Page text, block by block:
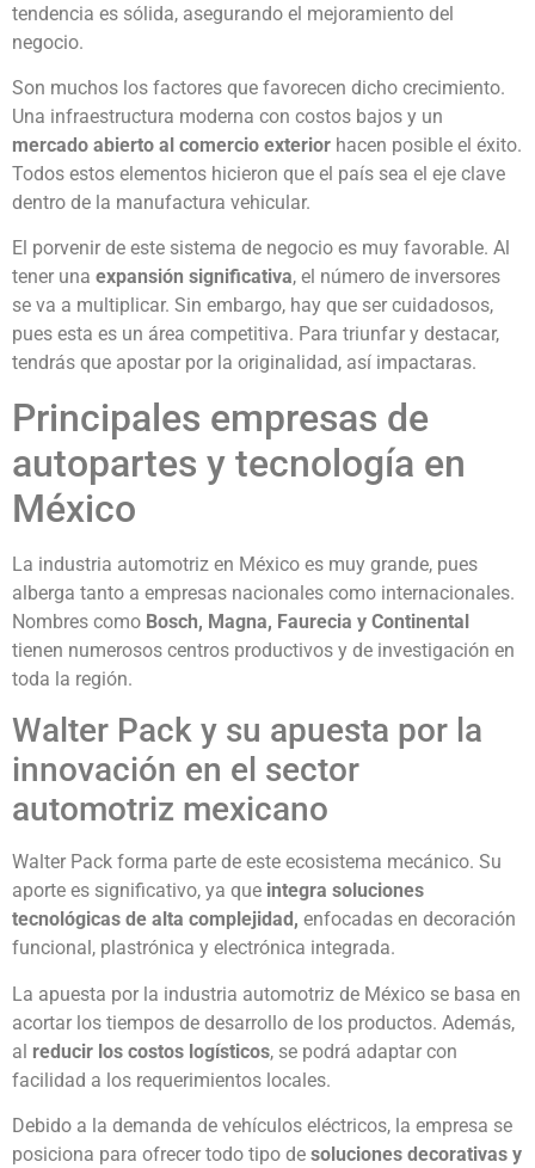
tendencia es sólida, asegurando el mejoramiento del
negocio.
Son muchos los factores que favorecen dicho crecimiento.
Una infraestructura moderna con costos bajos y un
mercado abierto al comercio exterior hacen posible el éxito.
Todos estos elementos hicieron que el país sea el eje clave
dentro de la manufactura vehicular.
El porvenir de este sistema de negocio es muy favorable. Al
tener una expansión significativa, el número de inversores
se va a multiplicar. Sin embargo, hay que ser cuidadosos,
pues esta es un área competitiva. Para triunfar y destacar,
tendrás que apostar por la originalidad, así impactaras.
Principales empresas de
autopartes y tecnología en
México
La industria automotriz en México es muy grande, pues
alberga tanto a empresas nacionales como internacionales.
Nombres como Bosch, Magna, Faurecia y Continental
tienen numerosos centros productivos y de investigación en
toda la región.
Walter Pack y su apuesta por la
innovación en el sector
automotriz mexicano
Walter Pack forma parte de este ecosistema mecánico. Su
aporte es significativo, ya que integra soluciones
tecnológicas de alta complejidad, enfocadas en decoración
funcional, plastrónica y electrónica integrada.
La apuesta por la industria automotriz de México se basa en
acortar los tiempos de desarrollo de los productos. Además,
al reducir los costos logísticos, se podrá adaptar con
facilidad a los requerimientos locales.
Debido a la demanda de vehículos eléctricos, la empresa se
posiciona para ofrecer todo tipo de soluciones decorativas y